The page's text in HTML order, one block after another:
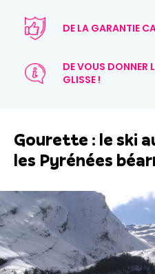
DE LA GARANTIE
DE VOUS DONNER
GLISSE !
Gourette : le ski
les Pyrénées